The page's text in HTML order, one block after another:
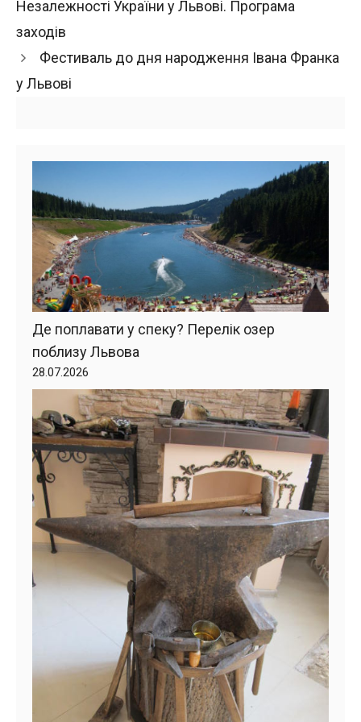
Незалежності України у Львові. Програма
заходів
Фестиваль до дня народження Івана Франка
у Львові
Де поплавати у спеку? Перелік озер
поблизу Львова
28.07.2026